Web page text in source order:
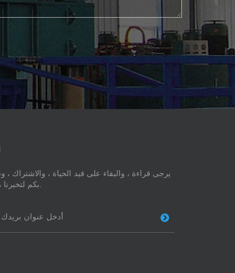
يرجى قراءة ، والبقاء على قيد الحياة ، والاشتراك
بكم لتخبرنا ما هو رأيك.